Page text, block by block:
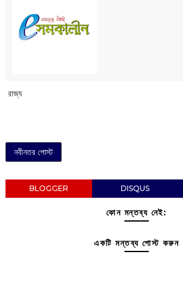
‌ রাজ্য
নবীনতর পোস্ট
BLOGGER DISQUS
কোন মন্তব্য নেই:
একটি মন্তব্য পোস্ট করুন